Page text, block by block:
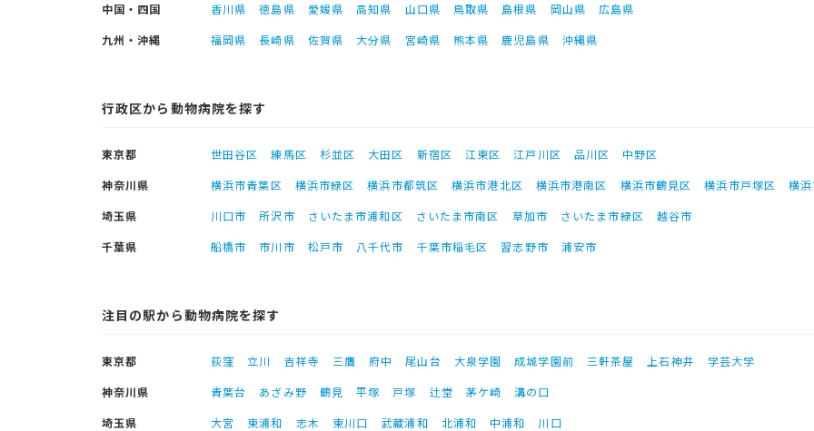
中国・四国
香川県 徳島県 愛媛県 高知県 山口県 鳥取県 島根県 岡山県
広島県
九州・沖縄
福岡県 長崎県 佐賀県 大分県 宮崎県 熊本県 鹿児島県 沖縄県
行政区から動物病院を探す
東京都 世田谷区 練馬区 杉並区 大田区 新宿区 江東区 江戸川区 品川区
中野区
神奈川県
横浜市青葉区 横浜市緑区 横浜市都筑区 横浜市港北区 横浜市港南区 横浜市鶴見区 横浜市戸塚区
横
埼玉県
川口市 所沢市 さいたま市浦和区 さいたま市南区 草加市 さいたま市緑区
越谷市
千葉県
船橋市 市川市 松戸市 八千代市 千葉市稲毛区 習志野市 浦安市
注目の駅から動物病院を探す
東京都 荻窪 立川 吉祥寺 三鷹 府中 尾山台 大泉学園 成城学園前 三軒茶屋 上石神井
学芸大学
神奈川県
青葉台 あざみ野 鶴見 平塚 戸塚 辻堂 茅ケ崎
溝の口
埼玉県
大宮 東浦和 志木 東川口 武蔵浦和 北浦和 中浦和
川口